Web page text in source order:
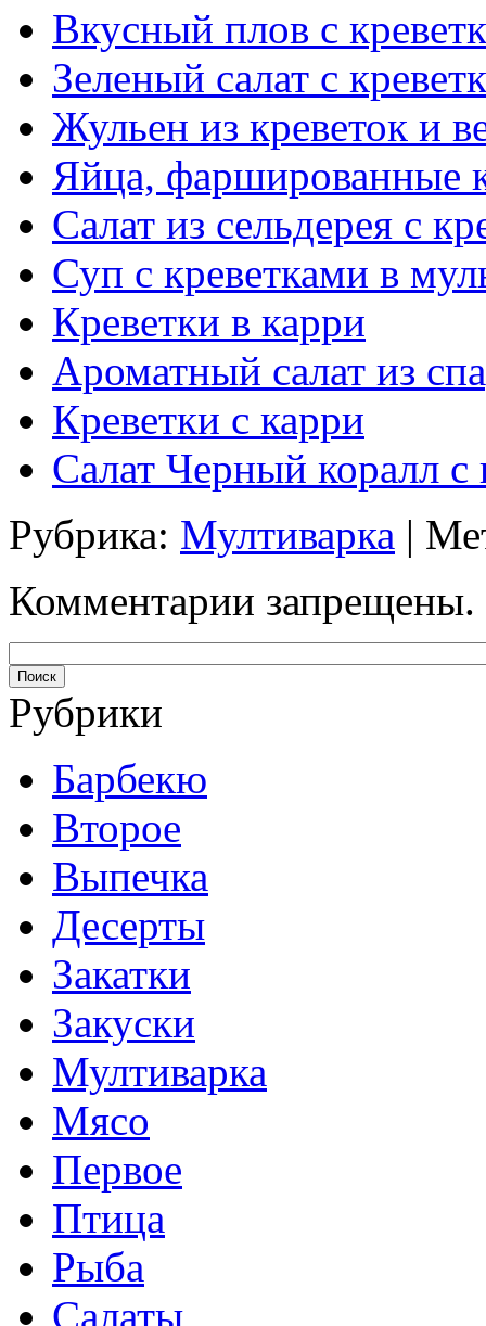
Вкусный плов с
Зеленый салат с
Жульен из креветок и
Яйца, фаршированные
Салат из сельдерея с
Суп с креветками в
Креветки в карри
Ароматный салат из
Креветки с карри
Салат Черный коралл с
Рубрика: Мултиварка |
Комментарии запрещены.
Рубрики
Барбекю
Второе
Выпечка
Десерты
Закатки
Закуски
Мултиварка
Мясо
Первое
Птица
Рыба
Салаты